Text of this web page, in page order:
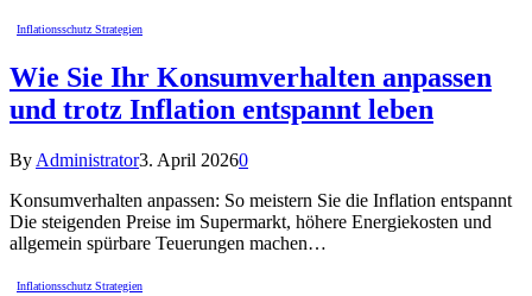
Inflationsschutz Strategien
Wie Sie Ihr Konsumverhalten anpassen
und trotz Inflation entspannt leben
By Administrator3. April 20260
Konsumverhalten anpassen: So meistern Sie die Inflation entspannt
Die steigenden Preise im Supermarkt, höhere Energiekosten und
allgemein spürbare Teuerungen machen…
Inflationsschutz Strategien